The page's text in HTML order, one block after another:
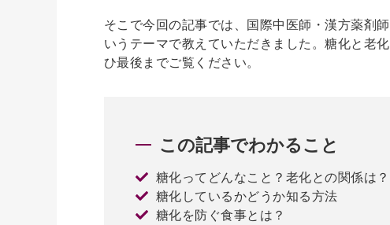
そこで今回の記事では、国際中医師・漢方薬剤
いうテーマで教えていただきました。糖化と老
ひ最後までご覧ください。
この記事でわかること
糖化ってどんなこと？老化との関係は？
糖化しているかどうか知る方法
糖化を防ぐ食事とは？